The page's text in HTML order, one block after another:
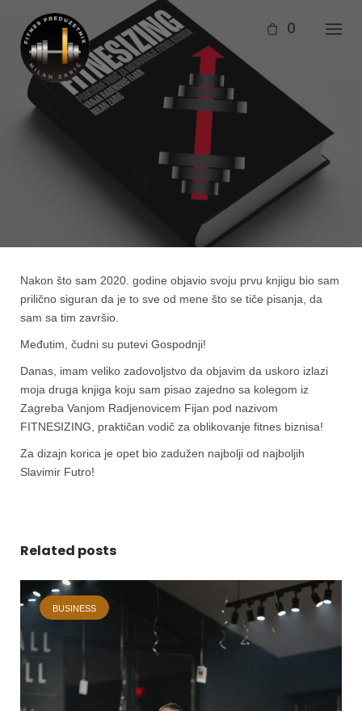
content
0
Nakon što sam 2020. godine objavio svoju prvu knjigu bio sam
prilično siguran da je to sve od mene što se tiče pisanja, da
sam sa tim završio.
Međutim, čudni su putevi Gospodnji!
Danas, imam veliko zadovoljstvo da objavim da uskoro izlazi
moja druga knjiga koju sam pisao zajedno sa kolegom iz
Zagreba Vanjom Radjenovicem Fijan pod nazivom
FITNESIZING, praktičan vodič za oblikovanje fitnes biznisa!
Za dizajn korica je opet bio zadužen najbolji od najboljih
Slavimir Futro!
Related posts
BUSINESS